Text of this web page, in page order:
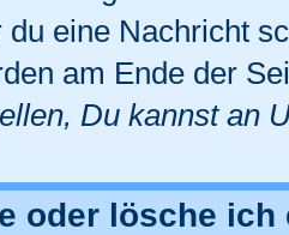
du eine Nachricht
am Ende der
Du kannst an
oder lösche ich